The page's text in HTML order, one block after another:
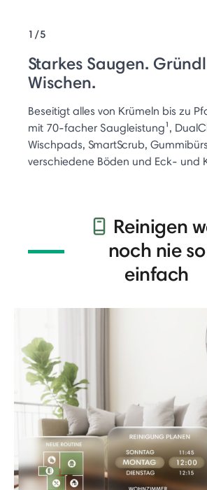
1/5
Starkes Saugen.
Wischen.
Beseitigt alles von Krümeln bis zu
mit 70-facher Saugleistung¹,
Wischpads, SmartScrub,
verschiedene Böden und Eck- und
Reinigen
noch nie so
einfach